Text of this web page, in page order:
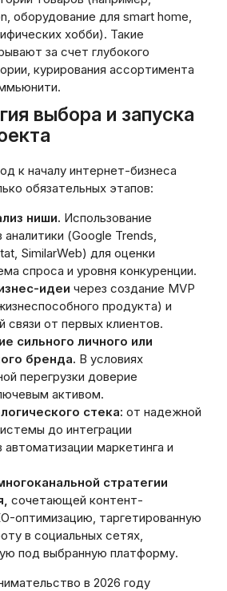
оборудование для smart home,
хобби). Такие
за счет глубокого
курирования ассортимента
выбора и запуска
к началу интернет-бизнеса
обязательных этапов:
ниши. Использование
(Google Trends,
SimilarWeb) для оценки
спроса и уровня конкуренции.
идеи через создание MVP
продукта) и
связи от первых клиентов.
сильного личного или
бренда. В условиях
перегрузки доверие
активом.
стека: от надежной
до интеграции
маркетинга и
стратегии
сочетающей контент-
оптимизацию, таргетированную
в социальных сетях,
под выбранную платформу.
в 2026 году